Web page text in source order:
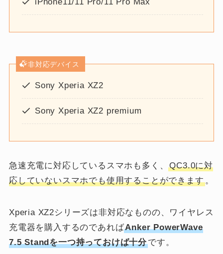
非対応デバイス
Sony Xperia XZ2
Sony Xperia XZ2 premium
急速充電に対応しているスマホも多く、QC3.0に対
応していないスマホでも使用することができます。
Xperia XZ2シリーズは非対応なものの、ワイヤレス
充電器を購入するのであればAnker PowerWave
7.5 Standを一つ持っておけば十分です。